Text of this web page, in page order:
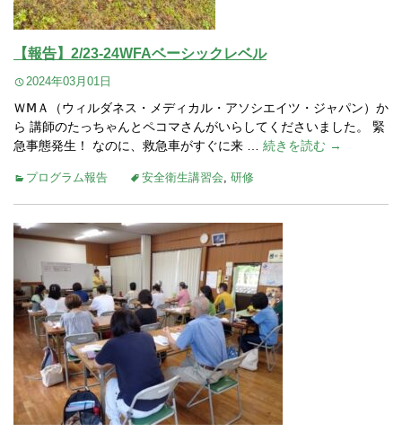
【報告】2/23-24WFAベーシックレベル
2024年03月01日
ＷⅯＡ（ウィルダネス・メディカル・アソシエイツ・ジャパン）か
ら 講師のたっちゃんとペコマさんがいらしてくださいました。 緊
急事態発生！ なのに、救急車がすぐに来 … 続きを読む →
プログラム報告 安全衛生講習会, 研修